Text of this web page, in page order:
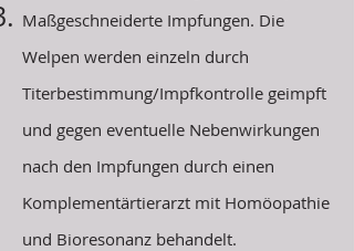
Maßgeschneiderte Impfungen. Die
Welpen werden einzeln durch
Titerbestimmung/Impfkontrolle geimpft
und gegen eventuelle Nebenwirkungen
nach den Impfungen durch einen
Komplementärtierarzt mit Homöopathie
und Bioresonanz behandelt.